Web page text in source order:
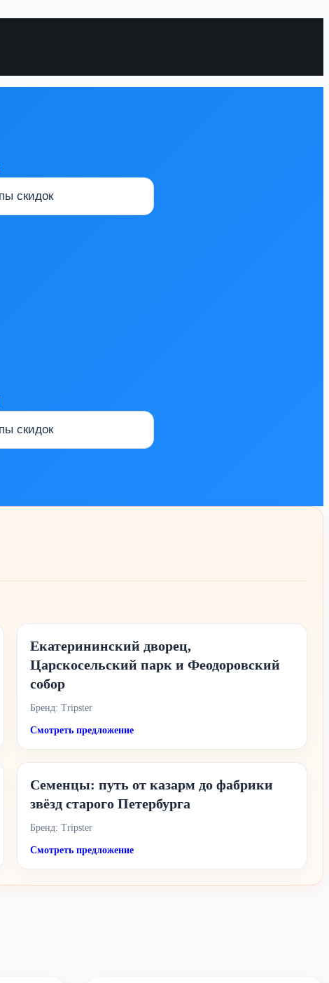
Екатерининский дворец,
Царскосельский парк и Феодоровский
собор
Бренд: Tripster
Смотреть предложение
Семенцы: путь от казарм до фабрики
звёзд старого Петербурга
Бренд: Tripster
Смотреть предложение